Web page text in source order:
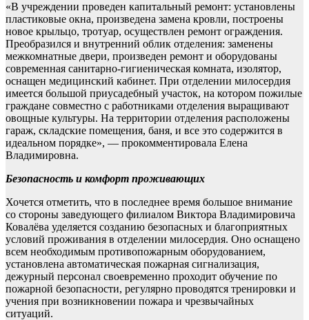
«В учреждении проведен капитальный ремонт: установлены
пластиковые окна, произведена замена кровли, построены
новое крыльцо, тротуар, осуществлен ремонт ограждения.
Преобразился и внутренний облик отделения: заменены
межкомнатные двери, произведен ремонт и оборудованы
современная санитарно-гигиеническая комната, изолятор,
оснащен медицинский кабинет. При отделении милосердия
имеется большой приусадебный участок, на котором пожилые
граждане совместно с работниками отделения выращивают
овощные культуры. На территории отделения расположены
гараж, складские помещения, баня, и все это содержится в
идеальном порядке», — прокомментировала Елена
Владимировна.
Безопасность и комфорт проживающих
Хочется отметить, что в последнее время большое внимание
со стороны заведующего филиалом Виктора Владимировича
Ковалёва уделяется созданию безопасных и благоприятных
условий проживания в отделении милосердия. Оно оснащено
всем необходимым противопожарным оборудованием,
установлена автоматическая пожарная сигнализация,
дежурный персонал своевременно проходит обучение по
пожарной безопасности, регулярно проводятся тренировки и
учения при возникновении пожара и чрезвычайных
ситуаций.